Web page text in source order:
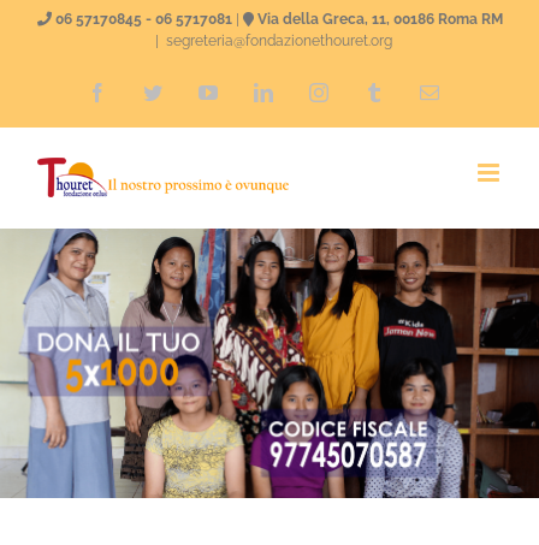
Salta
06 57170845 - 06 5717081|
Via della Greca, 11, 00186 Roma RM
segreteria@fondazionethouret.org
FacebookTwitterYouTubeLinkedInInstagramTumblrEmail